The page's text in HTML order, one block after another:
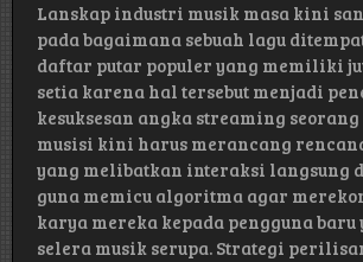
Lanskap industri musik masa kini
pada bagaimana sebuah lagu
daftar putar populer yang memiliki
setia karena hal tersebut menjadi
kesuksesan angka streaming
musisi kini harus merancang
yang melibatkan interaksi langsung
guna memicu algoritma agar
karya mereka kepada pengguna
selera musik serupa. Strategi